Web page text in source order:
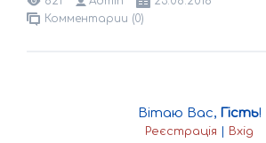
Комментарии (0)
Вітаю Вас, Гість!
Реєстрація Вхід